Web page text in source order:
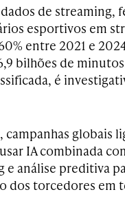
de streaming,
esportivos em
entre 2021 e
bilhões de
é
campanhas globais
IA combinada
e análise preditiva
dos torcedores em